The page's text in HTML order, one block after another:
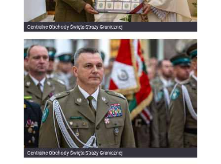
Centralne Obchody Święta Straży Granicznej
Centralne Obchody Święta Straży Granicznej